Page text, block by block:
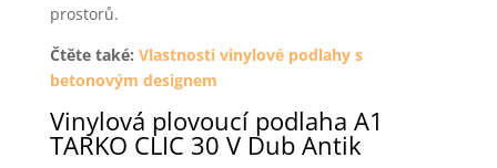
prostorů.
Čtěte také: Vlastnosti vinylové podlahy s
betonovým designem
Vinylová plovoucí podlaha A1
TARKO CLIC 30 V Dub Antik